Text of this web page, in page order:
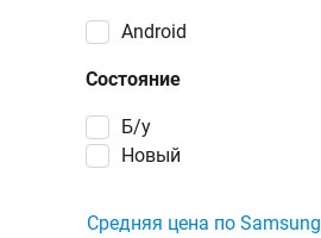
Android
Состояние
Б/у
Новый
Средняя цена по Samsung